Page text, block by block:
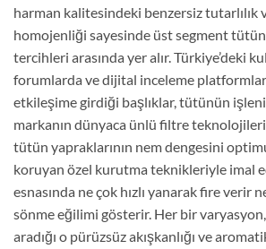
harman kalitesindeki benzersiz tutarlılık
homojenliği sayesinde üst segment
tercihleri arasında yer alır. Türkiye’deki
forumlarda ve dijital inceleme
etkileşime girdiği başlıklar, tütünün
markanın dünyaca ünlü filtre
tütün yapraklarının nem dengesini
koruyan özel kurutma teknikleriyle imal
esnasında ne çok hızlı yanarak fire verir
sönme eğilimi gösterir. Her bir
aradığı o pürüzsüz akışkanlığı ve